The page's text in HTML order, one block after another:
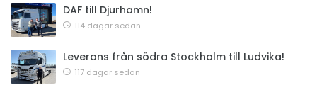
DAF till Djurhamn!
114 dagar sedan
Leverans från södra Stockholm till Ludvika!
117 dagar sedan